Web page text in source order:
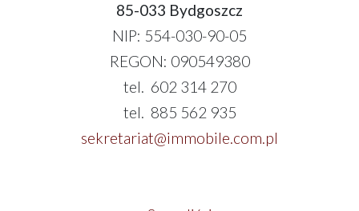
85-033 Bydgoszcz
NIP: 554-030-90-05
REGON: 090549380
tel. 602 314 270
tel. 885 562 935
sekretariat@immobile.com.pl